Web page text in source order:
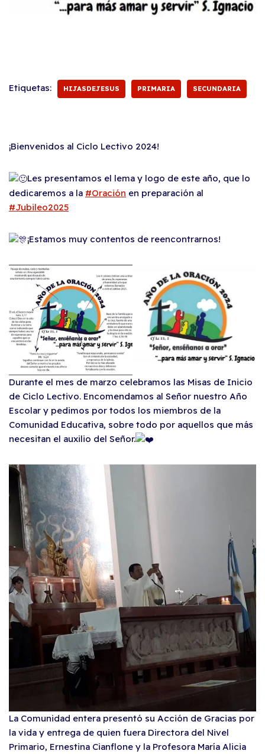
Etiquetas: HIJASDEJESUS PRIMARIA SECUNDARIA
¡Bienvenidos al Ciclo Lectivo 2024!
Les presentamos el lema y logo de este año, que lo
dedicaremos a la #Oración en preparación al
#Jubileo2025
¡Estamos muy contentos de reencontrarnos!
Durante el mes de marzo celebramos las Misas de Inicio
de Ciclo Lectivo. Encomendamos al Señor nuestro Año
Escolar y pedimos por todos los miembros de la
Comunidad Educativa, sobre todo por aquellos que más
necesitan el auxilio del Señor.
La Comunidad entera presentó su Acción de Gracias por
la vida y entrega de quien fuera Directora del Nivel
Primario, Ernestina Cianflone y la Profesora María Alicia